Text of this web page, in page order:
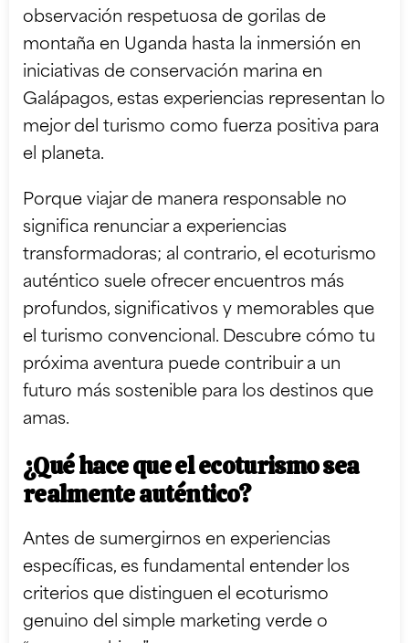
observación respetuosa de gorilas de
montaña en Uganda hasta la inmersión en
iniciativas de conservación marina en
Galápagos, estas experiencias representan lo
mejor del turismo como fuerza positiva para
el planeta.
Porque viajar de manera responsable no
significa renunciar a experiencias
transformadoras; al contrario, el ecoturismo
auténtico suele ofrecer encuentros más
profundos, significativos y memorables que
el turismo convencional. Descubre cómo tu
próxima aventura puede contribuir a un
futuro más sostenible para los destinos que
amas.
¿Qué hace que el ecoturismo sea
realmente auténtico?
Antes de sumergirnos en experiencias
específicas, es fundamental entender los
criterios que distinguen el ecoturismo
genuino del simple marketing verde o